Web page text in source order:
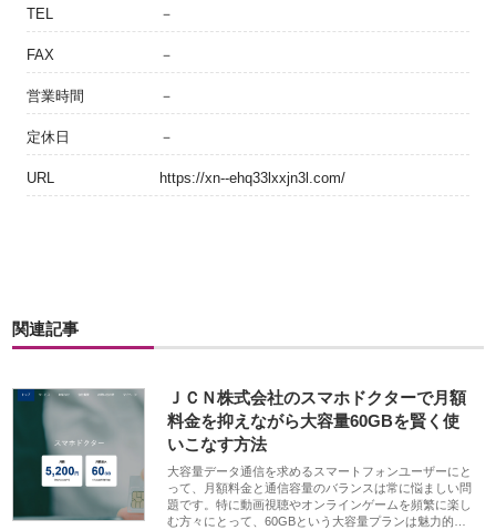
TEL －
FAX －
営業時間 －
定休日 －
URL https://xn--ehq33lxxjn3l.com/
関連記事
ＪＣＮ株式会社のスマホドクターで月額
料金を抑えながら大容量60GBを賢く使
いこなす方法
大容量データ通信を求めるスマートフォンユーザーにと
って、月額料金と通信容量のバランスは常に悩ましい問
題です。特に動画視聴やオンラインゲームを頻繁に楽し
む方々にとって、60GBという大容量プランは魅力的…